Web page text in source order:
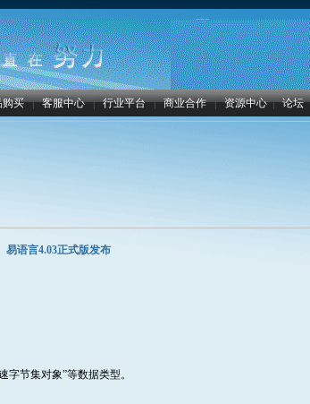
购买 | 客服中心 | 行业平台 | 商业合作 | 资源中心 | 论坛
易语言4.03正式版发布
字节集对象”等数据类型。